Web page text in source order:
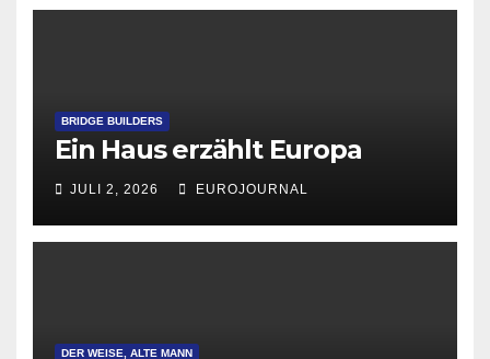
BRIDGE BUILDERS
Ein Haus erzählt Europa
JULI 2, 2026 EUROJOURNAL
DER WEISE, ALTE MANN